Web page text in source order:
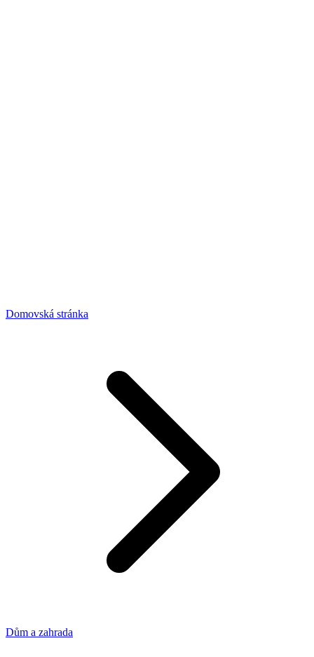
Domovská stránka
Dům a zahrada